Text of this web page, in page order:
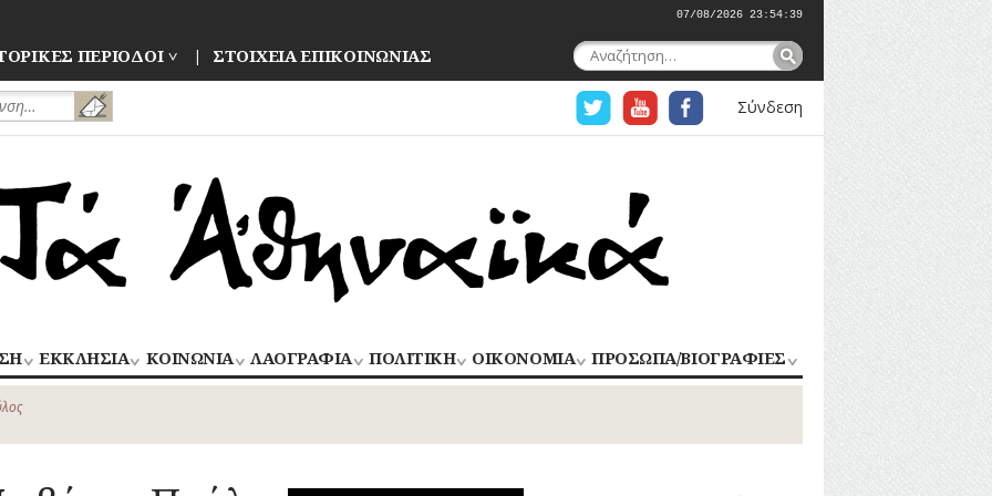
07/08/2026 23:54:40
ΠΕΡΙΟΔΟΙ ΣΤΟΙΧΕΙΑ ΕΠΙΚΟΙΝΩΝΙΑΣ Αναζήτηση
για:
Σύνδεση
ΕΚΚΛΗΣΙΑ
ΝΑΟΙ
ΚΟΙΝΩΝΙΑ
ΑΝΘΡΩΠΙΝΕΣ
ΑΣΤΥΝΟΜΙΑ
ΛΑΟΓΡΑΦΙΑ
ΛΑΙΚΗ
ΠΟΛΙΤΙΚΗ
ΕΚΛΟΓΕΣ
ΟΙΚΟΝΟΜΙΑ
ΒΙΟΜΗΧΑΝΙΑ
ΠΡΟΣΩΠΑ/ΒΙΟΓΡΑΦΙΕΣ
ΑΓΩΝΙΣΤΕΣ
ΑΡΧΙΤΕΚΤΟΝΕΣ